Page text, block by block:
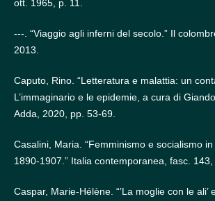
ott. 1965, p. 11.
---. “Viaggio agli inferni del secolo.” Il
2013.
Caputo, Rino. “Letteratura e malattia: un
L’immaginario e le epidemie, a cura di
Adda, 2020, pp. 53-69.
Casalini, Maria. “Femminismo e socialismo in
1890-1907.” Italia contemporanea, fasc. 143,
Caspar, Marie-Hélène. “’La moglie con le ali’